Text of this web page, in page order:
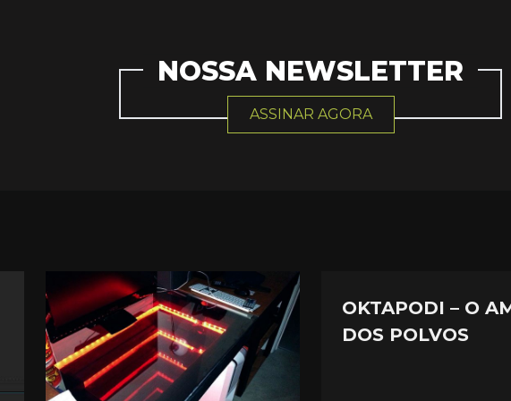
NOSSA NEWSLETTER
ASSINAR AGORA
OKTAPODI – O
DOS POLVOS